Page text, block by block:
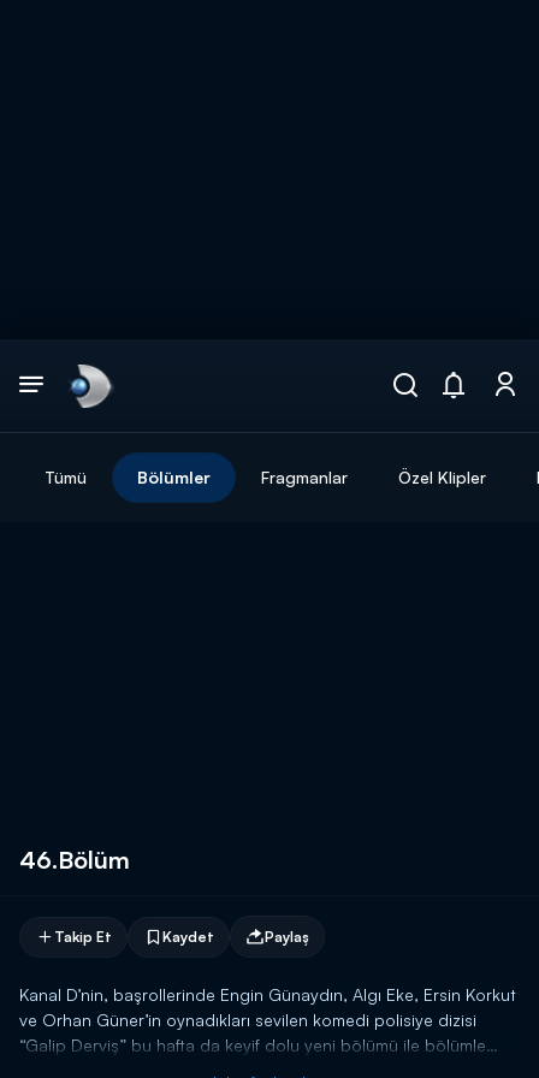
Tümü Bölümler Fragmanlar Özel Klipler
46.Bölüm
Takip Et Kaydet Paylaş
Kanal D’nin, başrollerinde Engin Günaydın, Algı Eke, Ersin Korkut
ve Orhan Güner’in oynadıkları sevilen komedi polisiye dizisi
“Galip Derviş” bu hafta da keyif dolu yeni bölümü ile bölümle